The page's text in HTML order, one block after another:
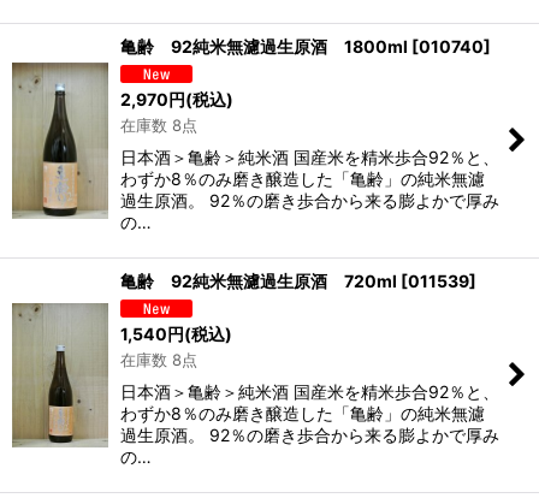
亀齢 92純米無濾過生原酒 1800ml [010740]
2,970円(税込)
在庫数 8点
日本酒＞亀齢＞純米酒 国産米を精米歩合92％と、
わずか8％のみ磨き醸造した「亀齢」の純米無濾
過生原酒。 92％の磨き歩合から来る膨よかで厚み
の…
亀齢 92純米無濾過生原酒 720ml [011539]
1,540円(税込)
在庫数 8点
日本酒＞亀齢＞純米酒 国産米を精米歩合92％と、
わずか8％のみ磨き醸造した「亀齢」の純米無濾
過生原酒。 92％の磨き歩合から来る膨よかで厚み
の…